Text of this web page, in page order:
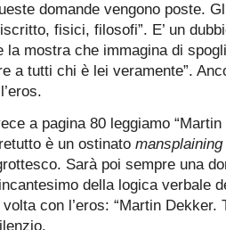
domande vengono poste.
fisici, filosofi”. E’ un
la mostra che immagina di
a tutti chi è lei veramente”.
a pagina 80 leggiamo
è un ostinato mansplaining
Sarà poi sempre una
della logica verbale
con l’eros: “Martin Dekker.